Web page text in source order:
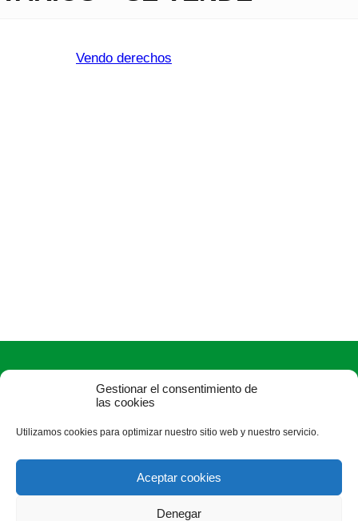
Gestionar el consentimiento de
las cookies
Utilizamos cookies para optimizar nuestro sitio web y nuestro servicio.
Aceptar cookies
Denegar
Vendo derechos
ASAJA Salamanca - Jóvenes Agricultores
Camino Estrecho de la Aldehuela, 50, 37003 Salamanca -
España · Tel.: +34 923 190 720 ·asaja@asajasalamanca.com